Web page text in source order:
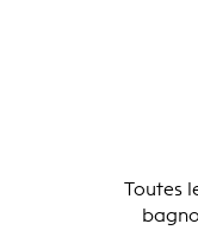
Toutes